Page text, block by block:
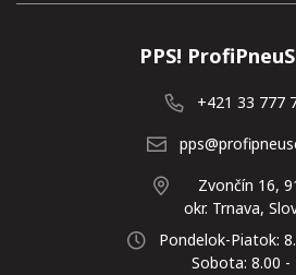
PPS!
+421 33 777
Zvončín 16,
okr. Trnava,
Pondelok-Piatok:
Sobota: 8.00 -